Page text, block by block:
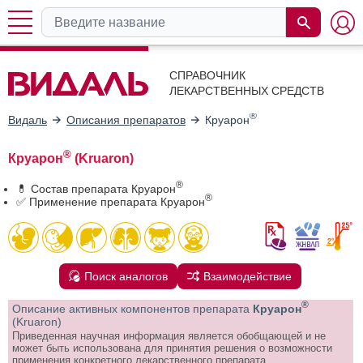
СПРАВОЧНИК
ЛЕКАРСТВЕННЫХ СРЕДСТВ
Видаль Описания препаратов Круарон®
Круарон® (Kruaron)
💊 Состав препарата Круарон®
✅ Применение препарата Круарон®
Поиск аналогов Взаимодействие
Описание активных компонентов препарата Круарон®
(Kruaron)
Приведенная научная информация является обобщающей и не
может быть использована для принятия решения о возможности
применения конкретного лекарственного препарата.